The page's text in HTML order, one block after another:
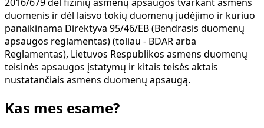
duomenis ir dėl laisvo tokių duomenų judėjimo ir kuriuo
panaikinama Direktyva 95/46/EB (Bendrasis duomenų
apsaugos reglamentas) (toliau - BDAR arba
Reglamentas), Lietuvos Respublikos asmens duomenų
teisinės apsaugos įstatymų ir kitais teisės aktais
nustatančiais asmens duomenų apsaugą.
Kas mes esame?